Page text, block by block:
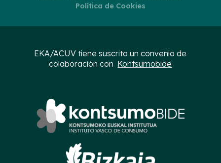
Política de Cookies
EKA/ACUV tiene suscrito un convenio de
colaboración con Kontsumobide